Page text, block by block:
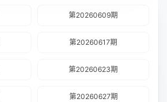
第20260609期
第20260617期
第20260623期
第20260627期